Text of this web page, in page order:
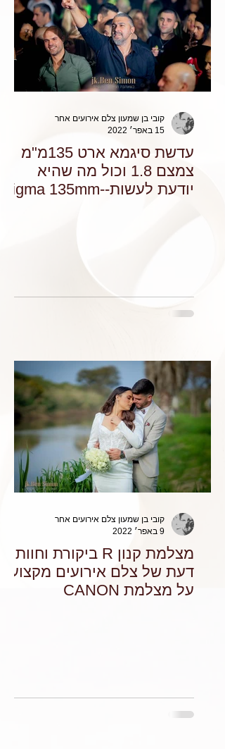
עדשת סיגמא ארט 135מ"מ
צמצם 1.8 וכול מה שהיא
יודעת לעשות--Sigma 135mm
קובי בן שמעון צלם אירועים אחר
15 באפר׳ 2022
מצלמת קנון R ביקורת וחוות
דעת של צלם אירועים מקצועי
על מצלמת CANON
קובי בן שמעון צלם אירועים אחר
9 באפר׳ 2022